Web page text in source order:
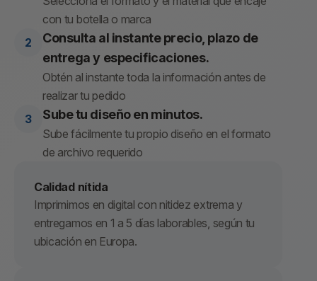
con tu botella o marca
Consulta al instante precio, plazo de
entrega y especificaciones.
Obtén al instante toda la información antes de
realizar tu pedido
Sube tu diseño en minutos.
Sube fácilmente tu propio diseño en el formato
de archivo requerido
Calidad nítida
Imprimimos en digital con nitidez extrema y
entregamos en 1 a 5 días laborables, según tu
ubicación en Europa.